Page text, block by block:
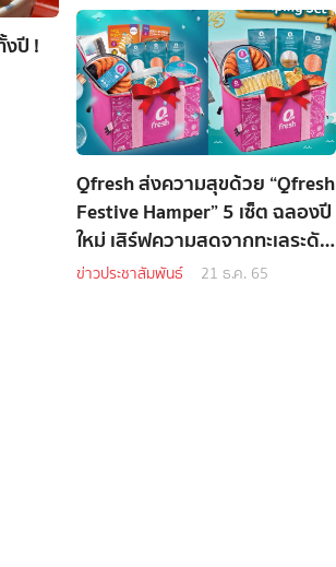
ปี !
Qfresh ส่งความสุขด้วย “Qfresh
Festive Hamper” 5 เซ็ต ฉลองปี
ใหม่ เสิร์ฟความสดจากทะเลระดับ
พรีเมียม
ข่าวประชาสัมพันธ์ 21 ธ.ค. 65